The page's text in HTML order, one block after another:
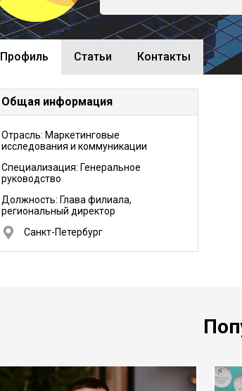
Профиль Cтатьи Контакты
Общая информация
Отрасль: Маркетинговые
исследования и коммуникации
Специализация: Генеральное
руководство
Должность: Глава филиала,
региональный директор
Санкт-Петербург